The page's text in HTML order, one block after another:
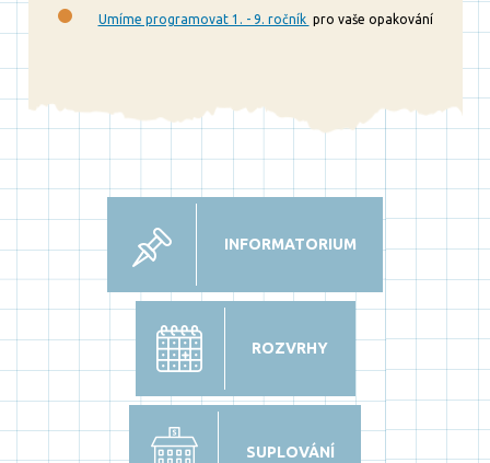
Umíme programovat 1. - 9. ročník pro vaše opakování
INFORMATORIUM
ROZVRHY
SUPLOVÁNÍ